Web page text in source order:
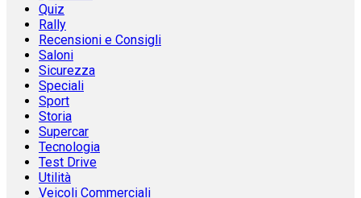
Pneumatici
Qui Roma
Quiz
Rally
Recensioni e Consigli
Saloni
Sicurezza
Speciali
Sport
Storia
Supercar
Tecnologia
Test Drive